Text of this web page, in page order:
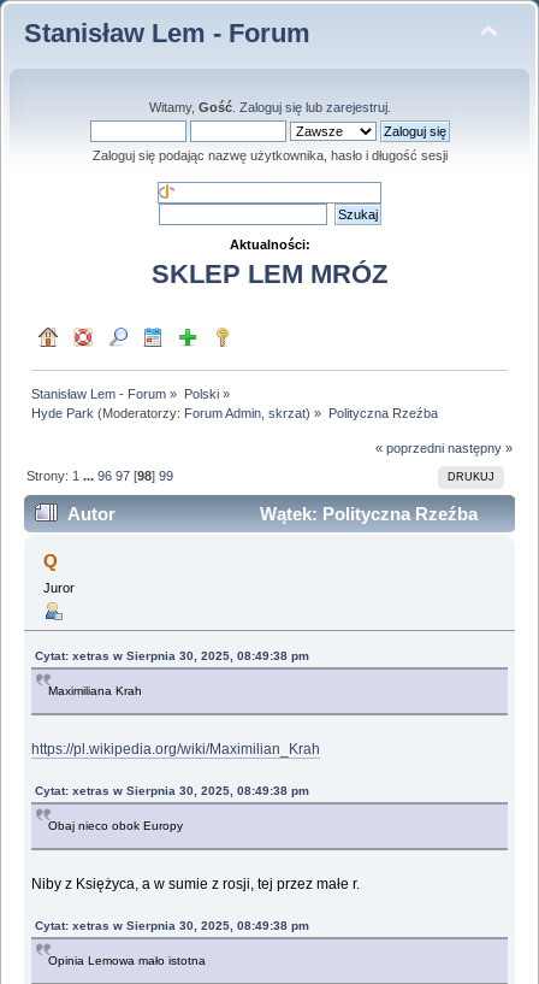
Stanisław Lem - Forum
Witamy, Gość. Zaloguj sięlub zarejestruj.
Zaloguj się podając nazwę użytkownika, hasło i długość sesji
Aktualności:
SKLEP LEM MRÓZ
Stanisław Lem - Forum » Polski»
Hyde Park (Moderatorzy: Forum Admin ,skrzat) » Polityczna Rzeźba
« poprzedni następny »
DRUKUJ
Strony: 1 ...96 97 [98]99
Autor
Wątek: Polityczna Rzeźba
(Przeczytany 2217734 razy)
Q
Juror
Cytat: xetras w Sierpnia 30, 2025, 08:49:38 pm
Maximiliana Krah
https://pl.wikipedia.org/wiki/Maximilian_Krah
Cytat: xetras w Sierpnia 30, 2025, 08:49:38 pm
Obaj nieco obok Europy
Niby z Księżyca, a w sumie z rosji, tej przez małe r.
Cytat: xetras w Sierpnia 30, 2025, 08:49:38 pm
Opinia Lemowa mało istotna